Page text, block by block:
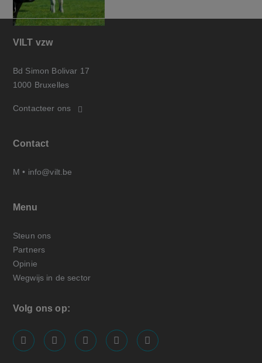
VILT vzw
Bd Simon Bolivar 17
1000 Bruxelles
Contacteer ons
Contact
M • info@vilt.be
Menu
Steun ons
Partners
Opinie
Wegwijs in de sector
Volg ons op:
screenreader.visit us on our facebook page: https://
screenreader.visit us on our linkedin page:
screenreader.visit us on our
screenreader.visit us on our x
screenreader.visit us on